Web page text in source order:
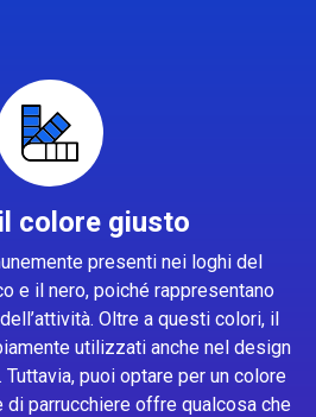
colore giusto
presenti nei loghi del
e il nero, poiché rappresentano
Oltre a questi colori, il
utilizzati anche nel design
puoi optare per un colore
parrucchiere offre qualcosa che